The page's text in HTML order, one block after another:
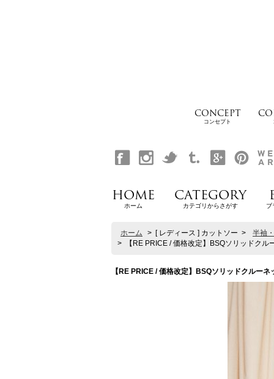
CONCEPT
コンセプト
HOME
ホーム
CATEGORY
カテゴリからさがす ブ
ホーム > [ レディース ] カットソー >
半袖
>
【RE PRICE / 価格改定】BSQソリッドク
【RE PRICE / 価格改定】BSQソリッドクルー